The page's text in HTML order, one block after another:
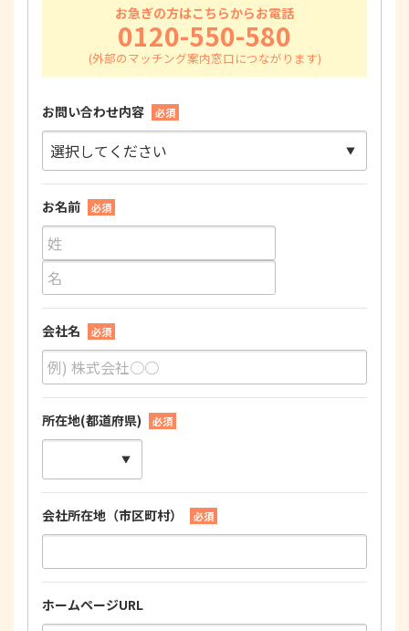
お急ぎの方はこちらからお電話
0120-550-580
お問い合わせ内容 必須
お名前 必須
会社名 必須
所在地(都道府県) 必須
会社所在地（市区町村） 必須
ホームページURL